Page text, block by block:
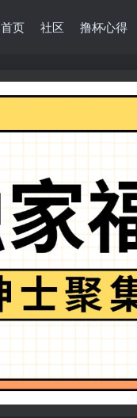
首页 社区 撸杯心得